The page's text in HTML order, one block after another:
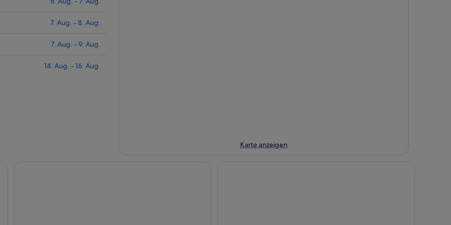
7. Aug. - 8. Aug.
7. Aug. - 9. Aug.
14. Aug. - 16. Aug.
Karte anzeigen